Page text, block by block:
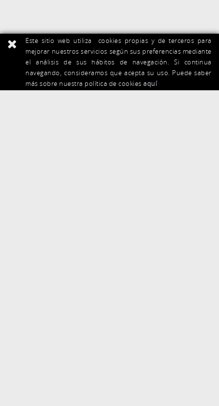
Este sitio web utiliza cookies propias y de terceros para
mejorar nuestros servicios según sus preferencias mediante
el análisis de sus hábitos de navegación. Si continua
navegando, consideramos que acepta su uso. Puede saber
más sobre nuestra política de cookiesaquí